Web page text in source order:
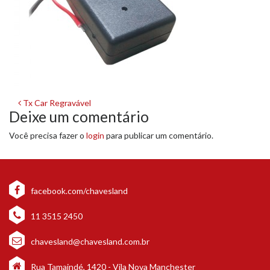
Navegação
de
post
Tx Car Regravável
Deixe um comentário
Você precisa fazer o login para publicar um comentário.
facebook.com/chavesland
11 3515 2450
chavesland@chavesland.com.br
Rua Tamaindé, 1420 - Vila Nova Manchester